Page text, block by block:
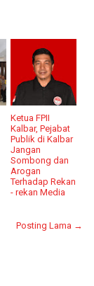
Ketua FPII
Kalbar, Pejabat
Publik di Kalbar
Jangan
Sombong dan
Arogan
Terhadap Rekan
- rekan Media
Posting Lama →